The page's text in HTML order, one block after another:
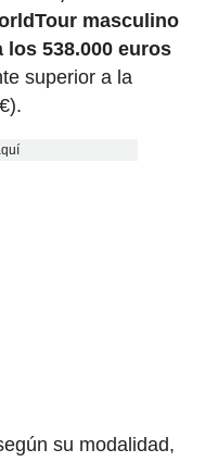
masculino
los 538.000 euros
superior a la
su modalidad,